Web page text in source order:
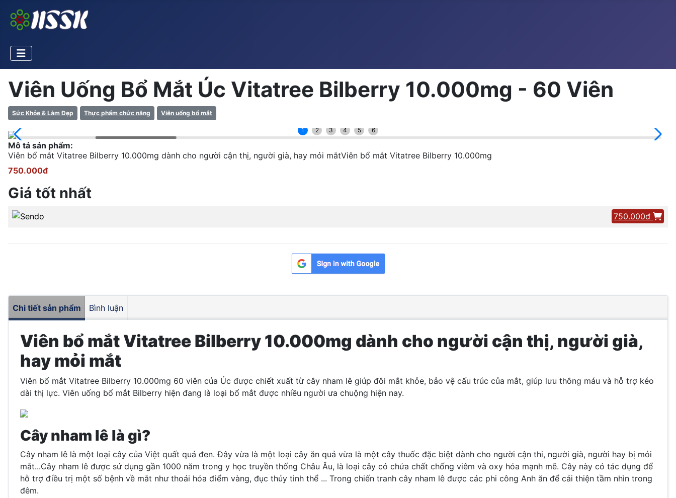
Viên Uống Bổ Mắt Úc Vitatree Bilberry 10.000mg - 60 Viên
Sức Khỏe & Làm Đẹp Thực phẩm chức năng Viên uống bổ mắt
1 2 3 4 5 6
Mô tả sản phẩm:
Viên bổ mắt Vitatree Bilberry 10.000mg dành cho người cận thị, người già, hay mỏi mắtViên bổ mắt Vitatree Bilberry 10.000mg
750.000đ
Giá tốt nhất
750.000đ
Chi tiết sản phẩm Bình luận
Viên bổ mắt Vitatree Bilberry 10.000mg dành cho người cận thị, người già,
hay mỏi mắt
Viên bổ mắt Vitatree Bilberry 10.000mg 60 viên của Úc được chiết xuất từ cây nham lê giúp đôi mắt khỏe, bảo vệ cấu trúc của mắt, giúp lưu thông máu và hỗ trợ kéo
dài thị lực. Viên uống bổ mắt Bilberry hiện đang là loại bổ mắt được nhiều người ưa chuộng hiện nay.
Cây nham lê là gì?
Cây nham lê là một loại cây của Việt quất quả đen. Đây vừa là một loại cây ăn quả vừa là một cây thuốc đặc biệt dành cho người cận thi, người già, người hay bị mỏi
mắt...Cây nham lê được sử dụng gần 1000 năm trong y học truyền thống Châu Âu, là loại cây có chứa chất chống viêm và oxy hóa mạnh mẽ. Cây này có tác dụng để
hỗ trợ điều trị một số bệnh về mắt như thoái hóa điểm vàng, đục thủy tinh thể ... Trong chiến tranh cây nham lê được các phi công Anh ăn để cải thiện tầm nhìn trong
đêm.